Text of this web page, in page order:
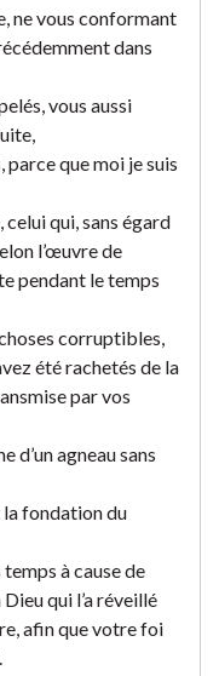
ne vous conformant
dans
vous aussi
parce que moi je suis
qui, sans égard
l’œuvre de
pendant le temps
corruptibles,
été rachetés de la
par vos
d’un agneau sans
fondation du
à cause de
qui l’a réveillé
afin que votre foi